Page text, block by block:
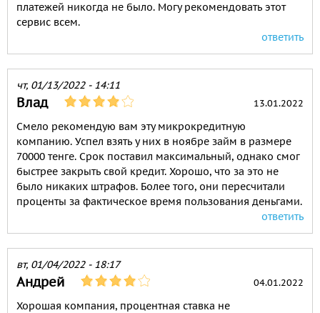
платежей никогда не было. Могу рекомендовать этот
сервис всем.
ответить
чт, 01/13/2022 - 14:11
Влад 13.01.2022
Смело рекомендую вам эту микрокредитную
компанию. Успел взять у них в ноябре займ в размере
70000 тенге. Срок поставил максимальный, однако смог
быстрее закрыть свой кредит. Хорошо, что за это не
было никаких штрафов. Более того, они пересчитали
проценты за фактическое время пользования деньгами.
ответить
вт, 01/04/2022 - 18:17
Андрей 04.01.2022
Хорошая компания, процентная ставка не